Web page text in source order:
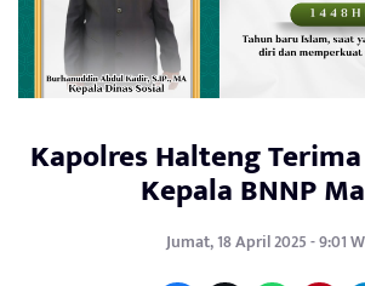
Kapolres Halteng
Kepala BNNP
Jumat, 18 April 2025 - 9:01